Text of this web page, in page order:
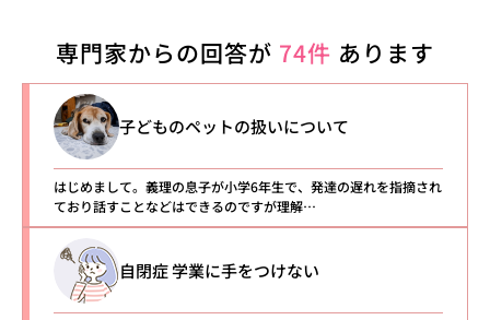
専門家からの回答が 74件 あります
子どものペットの扱いについて
はじめまして。義理の息子が小学6年生で、発達の遅れを指摘され
ており話すことなどはできるのですが理解…
自閉症 学業に手をつけない